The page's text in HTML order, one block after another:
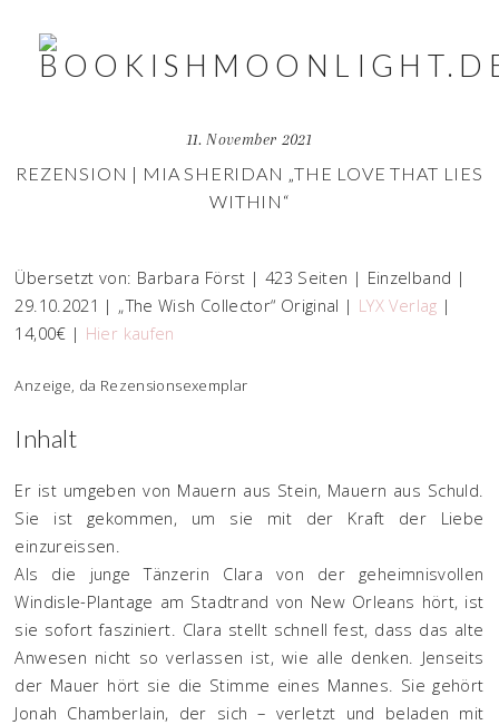
11. November 2021
REZENSION | MIA SHERIDAN „THE LOVE THAT LIES
WITHIN“
Übersetzt von: Barbara Först | 423 Seiten | Einzelband |
29.10.2021 | „The Wish Collector“ Original | LYX Verlag |
14,00€ | Hier kaufen
Anzeige, da Rezensionsexemplar
Inhalt
Er ist umgeben von Mauern aus Stein, Mauern aus Schuld.
Sie ist gekommen, um sie mit der Kraft der Liebe
einzureissen.
Als die junge Tänzerin Clara von der geheimnisvollen
Windisle-Plantage am Stadtrand von New Orleans hört, ist
sie sofort fasziniert. Clara stellt schnell fest, dass das alte
Anwesen nicht so verlassen ist, wie alle denken. Jenseits
der Mauer hört sie die Stimme eines Mannes. Sie gehört
Jonah Chamberlain, der sich – verletzt und beladen mit